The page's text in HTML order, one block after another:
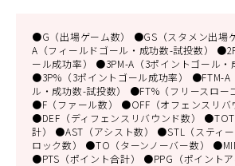
●G（出場ゲーム数） ●GS（スタメン出場
A（フィールドゴール・成功数-試投数）
ール成功率） ●3PM-A（3ポイントゴール・
●3P%（3ポイントゴール成功率） ●FTM-A
ル・成功数-試投数） ●FT%（フリースロー
●F（ファール数） ●OFF（オフェンスリバ
●DEF（ディフェンスリバウンド数）
計） ●AST（アシスト数） ●STL（スティ
ロック数） ●TO（ターンノーバー数）
●PTS（ポイント合計） ●PPG（ポイントア